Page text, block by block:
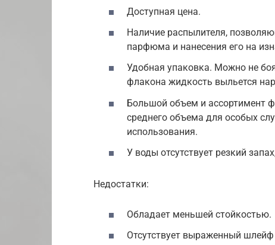
Доступная цена.
Наличие распылителя,
парфюма и нанесения его на
Удобная упаковка. Можно не
флакона жидкость выльется
Большой объем и ассортимент
среднего объема для особых
использования.
У воды отсутствует резкий
Недостатки:
Обладает меньшей стойкостью.
Отсутствует выраженный шлейф